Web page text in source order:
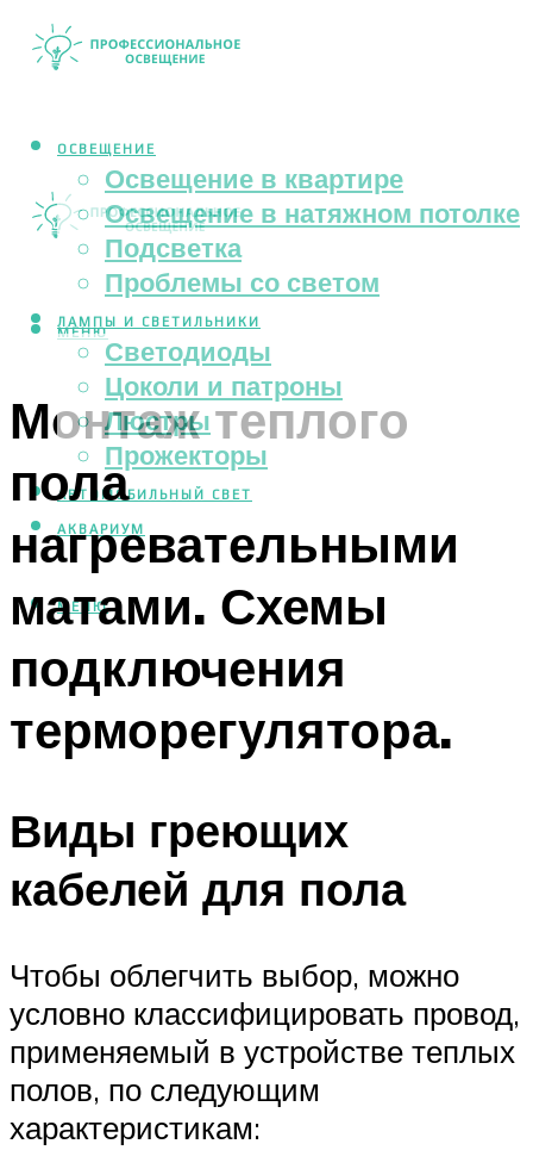
ОСВЕЩЕНИЕ
Освещение в квартире
Освещение в натяжном потолке
Подсветка
Проблемы со светом
ЛАМПЫ И СВЕТИЛЬНИКИ
Светодиоды
Цоколи и патроны
Люстры
Прожекторы
АВТОМОБИЛЬНЫЙ СВЕТ
АКВАРИУМ
МЕНЮ
МЕНЮ
Монтаж теплого
пола
нагревательными
матами. Схемы
подключения
терморегулятора.
Виды греющих
кабелей для пола
Чтобы облегчить выбор, можно
условно классифицировать провод,
применяемый в устройстве теплых
полов, по следующим
характеристикам: